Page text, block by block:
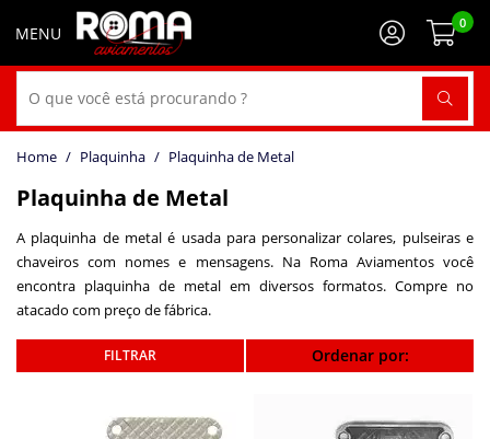
0
Plaquinha Plaquinha de Metal
Plaquinha de Metal
A plaquinha de metal é usada para personalizar colares, pulseiras e
chaveiros com nomes e mensagens. Na Roma Aviamentos você
encontra plaquinha de metal em diversos formatos. Compre no
atacado com preço de fábrica.
Ordenar por: